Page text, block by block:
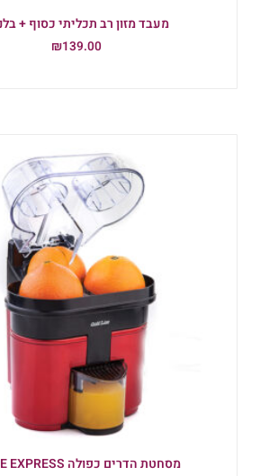
מעבד מזון רב תכליתי כסוף + בלנדר
₪139.00
מסחטת הדרים כפולה JUICE EXPRESS